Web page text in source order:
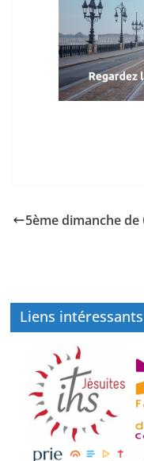
5ème dimanche de
Liens intéressants